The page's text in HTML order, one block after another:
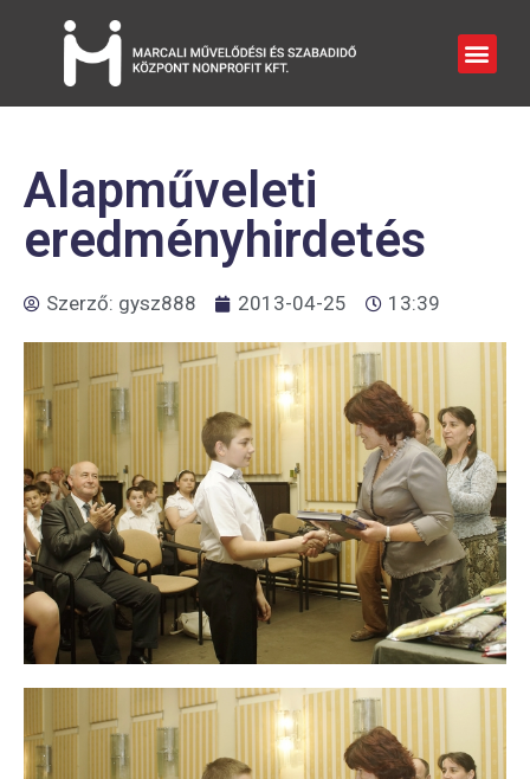
Alapműveleti
eredményhirdetés
Szerző: gysz888 2013-04-25 13:39